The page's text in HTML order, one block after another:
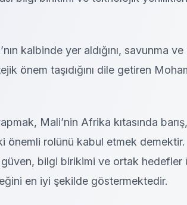
kalbinde yer aldığını, savunma
önem taşıdığını dile getiren
Mali’nin Afrika kıtasında
önemli rolünü kabul etmek
güven, bilgi birikimi ve ortak hedefler
en iyi şekilde göstermektedir.